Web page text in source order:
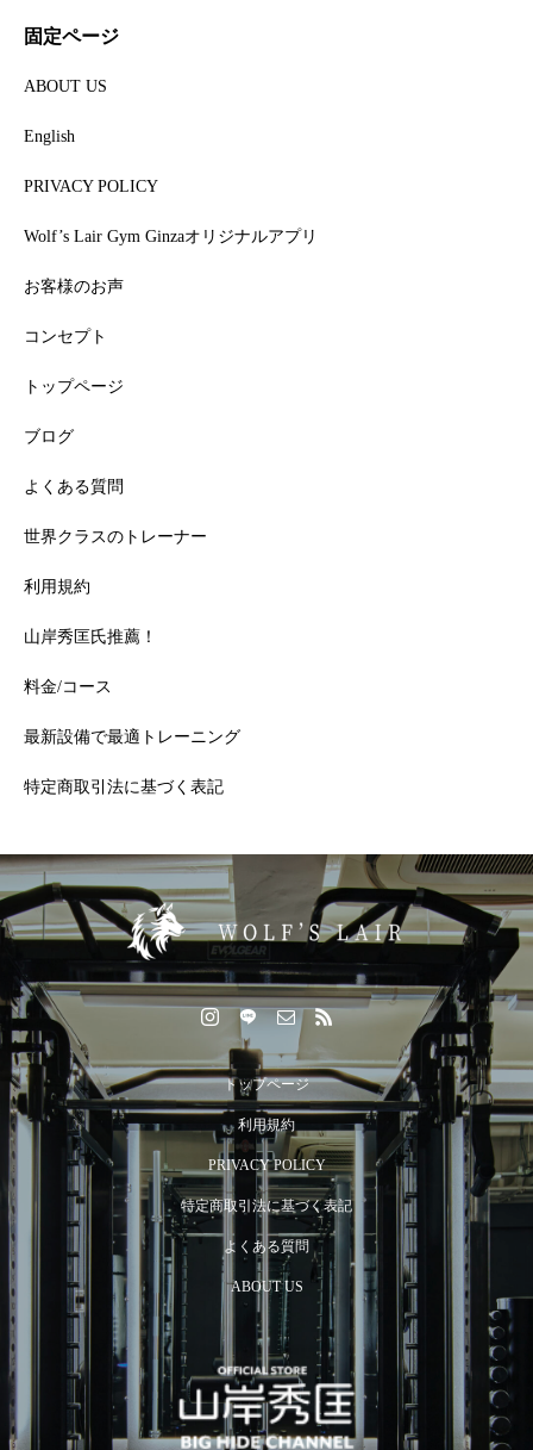
【完全ガイド】「運動してるのに痩せない人」に共通する
食べても痩せる体に変わる！冬の代謝アップ戦略6選
Train in English — Discover Tokyo’s Premier Personal
固定ページ
ABOUT US
English
PRIVACY POLICY
Wolf’s Lair Gym Ginzaオリジナルアプリ
お客様のお声
コンセプト
トップページ
ブログ
よくある質問
世界クラスのトレーナー
利用規約
山岸秀匡氏推薦！
料金/コース
最新設備で最適トレーニング
特定商取引法に基づく表記
トップページ
利用規約
PRIVACY POLICY
特定商取引法に基づく表記
よくある質問
ABOUT US